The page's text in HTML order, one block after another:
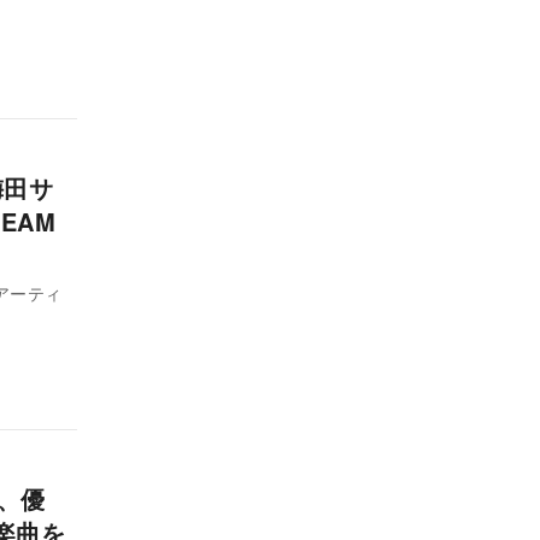
サ
ーティ
優
曲を